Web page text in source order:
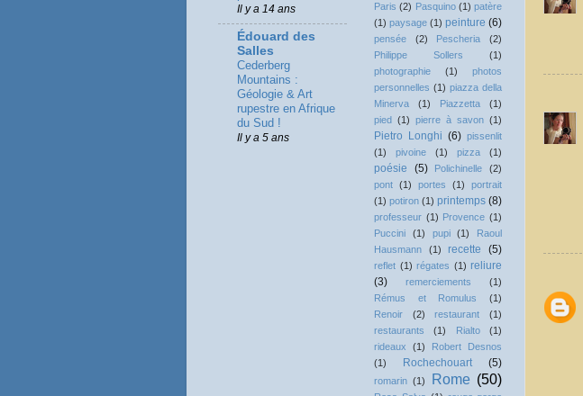
Il y a 14 ans
Édouard des
Salles
Cederberg
Mountains :
Géologie & Art
rupestre en Afrique
du Sud !
Il y a 5 ans
Paris (2) Pasquino (1) patère
(1) paysage (1) peinture (6)
pensée (2) Pescheria
(2)
Philippe Sollers
(1)
photographie
(1)
photos
personnelles (1) piazza della
Minerva
(1) Piazzetta
(1)
pied (1) pierre à savon (1)
Pietro Longhi (6) pissenlit
(1)
pivoine (1) pizza (1)
poésie (5) Polichinelle
(2)
pont (1) portes (1)
portrait
(1) potiron (1) printemps (8)
professeur (1) Provence (1)
Puccini
(1) pupi (1)
Raoul
Hausmann
(1) recette (5)
reflet (1) régates (1) reliure
(3)
remerciements
(1)
Rémus et Romulus
(1)
Renoir
(2) restaurant
(1)
restaurants
(1) Rialto
(1)
rideaux
(1)
Robert Desnos
(1)
Rochechouart (5)
romarin (1) Rome (50)